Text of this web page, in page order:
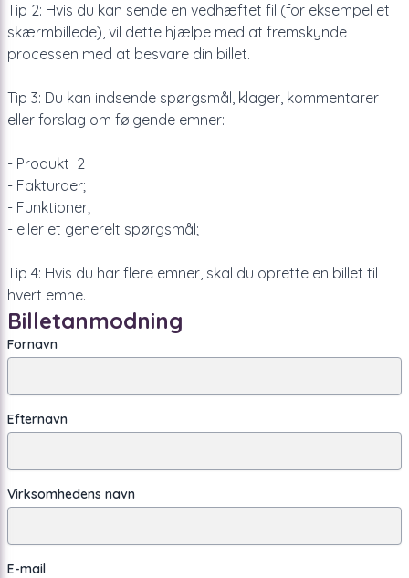
Tip 2: Hvis du kan sende en vedhæftet fil (for eksempel et
skærmbillede), vil dette hjælpe med at fremskynde
processen med at besvare din billet.
Tip 3: Du kan indsende spørgsmål, klager, kommentarer
eller forslag om følgende emner:
- Produkt 2
- Fakturaer;
- Funktioner;
- eller et generelt spørgsmål;
Tip 4: Hvis du har flere emner, skal du oprette en billet til
hvert emne.
Billetanmodning
Fornavn
Efternavn
Virksomhedens navn
E-mail